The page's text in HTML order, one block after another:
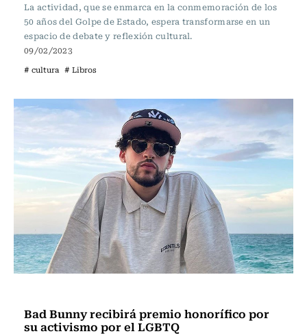
La actividad, que se enmarca en la conmemoración de los
50 años del Golpe de Estado, espera transformarse en un
espacio de debate y reflexión cultural.
09/02/2023
# cultura # Libros
Bad Bunny recibirá premio honorífico por
su activismo por el LGBTQ